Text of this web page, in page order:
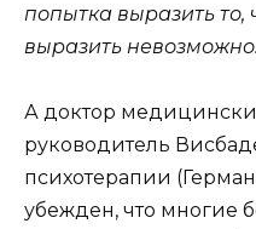
попытка выразить то,
выразить
А доктор
руководитель
психотерапии
убежден, что многие